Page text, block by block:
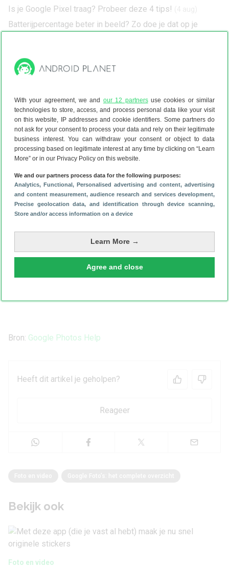
With your agreement, we and our 12 partnersuse cookies or similar
technologies to store, access, and process personal data like your visit
on this website, IP addresses and cookie identifiers. Some partners do
not ask for your consent to process your data and rely on their legitimate
business interest. You can withdraw your consent or object to data
processing based on legitimate interest at any time by clicking on “Learn
More” or in our Privacy Policy on this website.
We and our partners process data for the following purposes:
Analytics, Functional, Personalised advertising and content, advertising
and content measurement, audience research and services development,
Precise geolocation data, and identification through device scanning,
Store and/or access information on a device
Learn More →
Agree and close
Is je Google Pixel traag? Probeer deze 4 tips!
Batterijpercentage beter in beeld? Zo doe je dat op je
hebben de informatie bijgewerkt en het artikel opnieuw gepubliceerd.
Bron: Google Photos Help
Heeft dit artikel je geholpen?
Reageer
Bekijk ook
Foto en video